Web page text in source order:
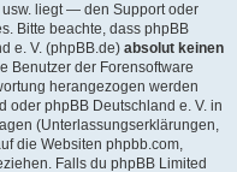
usw. liegt — den Support oder
Bitte beachte, dass phpBB
e. V. (phpBB.de) absolut keinen
Benutzer der Forensoftware
herangezogen werden
oder phpBB Deutschland e. V. in
(Unterlassungserklärungen,
die Websiten phpbb.com,
Falls du phpBB Limited